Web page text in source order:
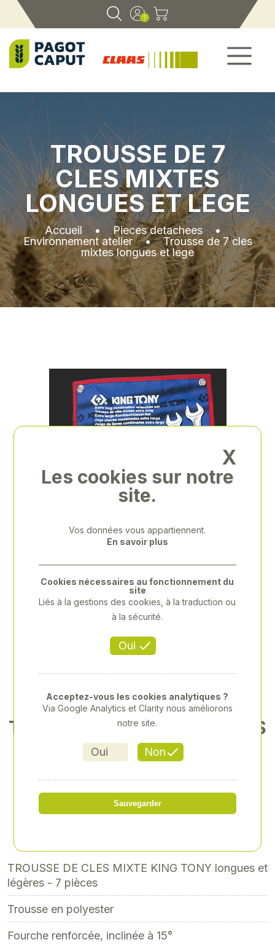
TROUSSE DE 7
CLES MIXTES
LONGUES ET LEGE
Accueil•Pieces detachees•
Environnement atelier•Trousse de 7 cles
mixtes longues et lege
TROUSSE DE 7 CLES MIXTES
LONGUES ET LEGE
Référence: XY-XY12C7MRN
39,60 € HT
TROUSSE DE CLES MIXTE KING TONY longues et
légères - 7 pièces
Trousse en polyester
Fourche renforcée, inclinée à 15°
X
Les cookies sur notre
site.
Vos données vous appartiennent.
En savoir plus
Oui
Cookies nécessaires au fonctionnement du
site
Liés à la gestions des cookies, à la traduction ou
à la sécurité.
Oui Non
Acceptez-vous les cookies analytiques ?
Via Google Analytics et Clarity nous améliorons
notre site.
Sauvegarder